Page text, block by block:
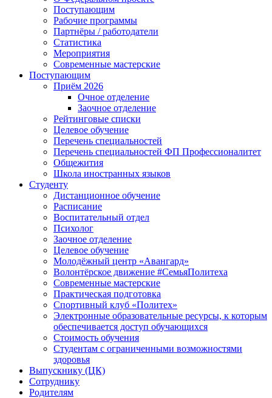
Поступающим
Рабочие программы
Партнёры / работодатели
Статистика
Мероприятия
Современные мастерские
Поступающим
Приём 2026
Очное отделение
Заочное отделение
Рейтинговые списки
Целевое обучение
Перечень специальностей
Перечень специальностей ФП Профессионалитет
Общежития
Школа иностранных языков
Студенту
Дистанционное обучение
Расписание
Воспитательный отдел
Психолог
Заочное отделение
Целевое обучение
Молодёжный центр «Авангард»
Волонтёрское движение #СемьяПолитеха
Современные мастерские
Практическая подготовка
Спортивный клуб «Политех»
Электронные образовательные ресурсы, к которым
обеспечивается доступ обучающихся
Стоимость обучения
Студентам с ограниченными возможностями
здоровья
Выпускнику (ЦК)
Сотруднику
Родителям